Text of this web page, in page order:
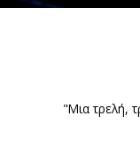
"Μια τρελή,